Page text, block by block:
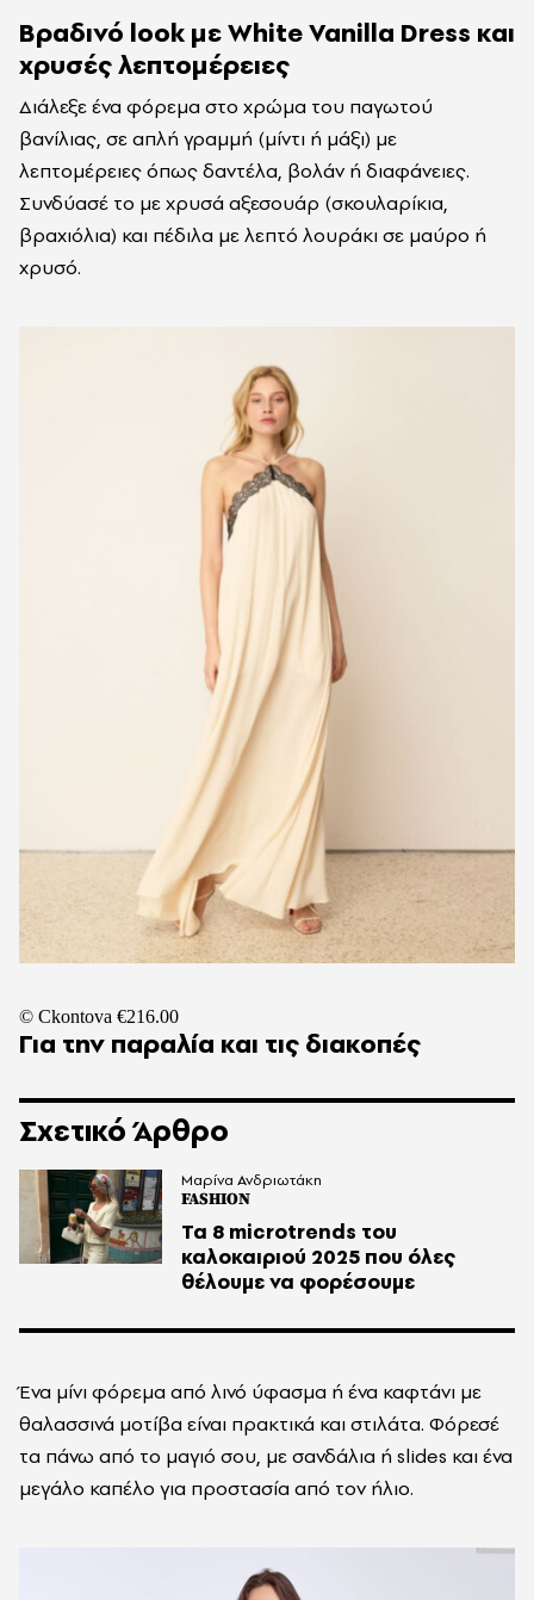
Βραδινό look με White Vanilla Dress και
χρυσές λεπτομέρειες
Διάλεξε ένα φόρεμα στο χρώμα του παγωτού
βανίλιας, σε απλή γραμμή (μίντι ή μάξι) με
λεπτομέρειες όπως δαντέλα, βολάν ή διαφάνειες.
Συνδύασέ το με χρυσά αξεσουάρ (σκουλαρίκια,
βραχιόλια) και πέδιλα με λεπτό λουράκι σε μαύρο ή
χρυσό.
© Ckontova €216.00
Για την παραλία και τις διακοπές
Σχετικό Άρθρο
FASHION
Τα 8 microtrends του
καλοκαιριού 2025 που όλες
θέλουμε να φορέσουμε
Μαρίνα Ανδριωτάκη
Ένα μίνι φόρεμα από λινό ύφασμα ή ένα καφτάνι με
θαλασσινά μοτίβα είναι πρακτικά και στιλάτα. Φόρεσέ
τα πάνω από το μαγιό σου, με σανδάλια ή slides και ένα
μεγάλο καπέλο για προστασία από τον ήλιο.